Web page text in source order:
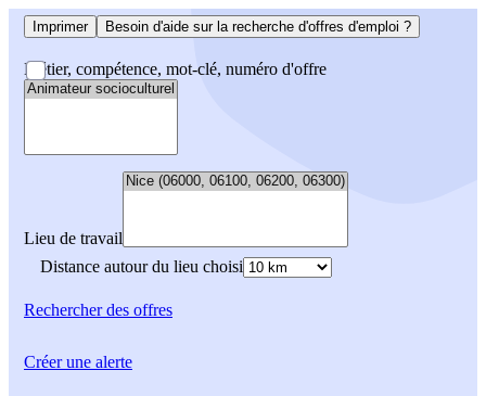
Imprimer Besoin d'aide sur la recherche d'offres d'emploi ?
Métier, compétence, mot-clé, numéro d'offre
Lieu de travail
Distance autour du lieu choisi
Rechercherdes offres
Créer une alerte